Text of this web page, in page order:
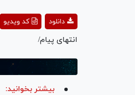
کد ویدیو دانلود
انتهای پیام/
بیشتر بخوانید: